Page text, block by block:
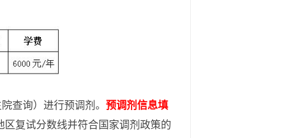
查询）进行预调剂。 预调剂信息填
复试分数线并符合国家调剂政策的